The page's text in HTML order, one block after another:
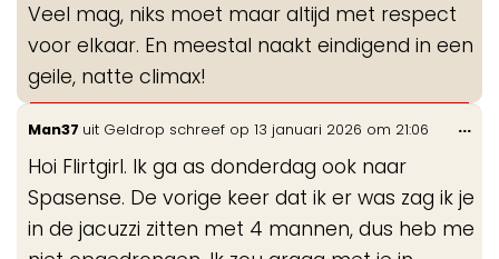
Veel mag, niks moet maar altijd met respect
voor elkaar. En meestal naakt eindigend in een
geile, natte climax!
Man37 uit Geldrop schreef op 13 januari 2026 om 21:06
Hoi Flirtgirl. Ik ga as donderdag ook naar
Spasense. De vorige keer dat ik er was zag ik je
in de jacuzzi zitten met 4 mannen, dus heb me
...